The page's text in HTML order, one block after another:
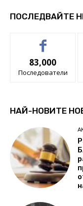
ПОСЛЕДВАЙТЕ
83,000
Последователи
НАЙ-НОВИТЕ